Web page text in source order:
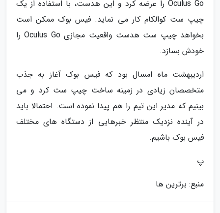
Oculus Go را عرضه کرد و این هدست، با استفاده از یک
چیپ ست کوالکام کار می نماید. فیس بوک ممکن است
بخواهد چیپ ست هدست واقعیت مجازی Oculus Go را
خودش بسازد.
اردیبهشت ماه امسال بود که فیس بوک آغاز به جذب
متخصصان زیادی در زمینه ساخت چیپ ست کرد و می
بینیم که مدیر این تیم را هم پیدا نموده است. احتمالا باید
در آینده نزدیک منتظر خبرهایی از دستگاه های مختلف
فیس بوک باشیم.
پ
منبع: برترین ها